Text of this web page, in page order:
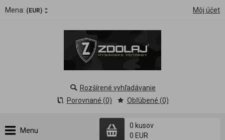
Mena: (EUR) Môj účet
Menu
0 kusov
0 EUR
Rozšírené vyhľadávanie
Porovnané (0)
Obľúbené (0)